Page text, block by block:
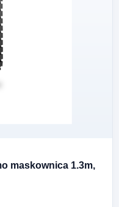
maskownica 1.3m,